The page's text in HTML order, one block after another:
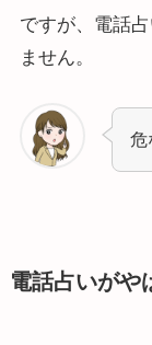
ですが、電話
ません。
危
電話占いがや